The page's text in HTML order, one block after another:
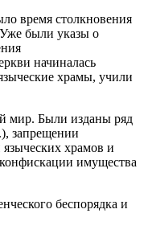
время столкновения
были указы о
начиналась
храмы, учили
мир. Были изданы ряд
запрещении
храмов и
имущества
беспорядка и